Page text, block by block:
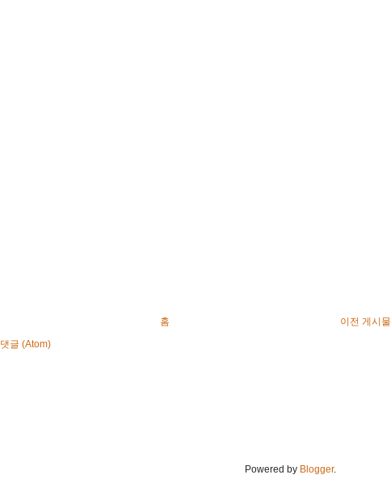
이전 게시물
홈
댓글 (Atom)
Powered by Blogger.